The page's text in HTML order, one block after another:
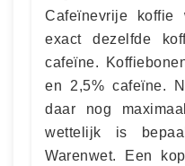
Cafeïnevrije koffie
exact dezelfde
cafeïne.
en 2,5% cafeïne.
daar nog
wettelijk is
Warenwet. Een